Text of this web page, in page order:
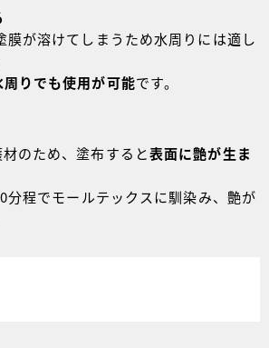
膜が溶けてしまうため水周りには適し
りでも使用が可能です。
のため、塗布すると表面に艶が生ま
分程でモールテックスに馴染み、艶が